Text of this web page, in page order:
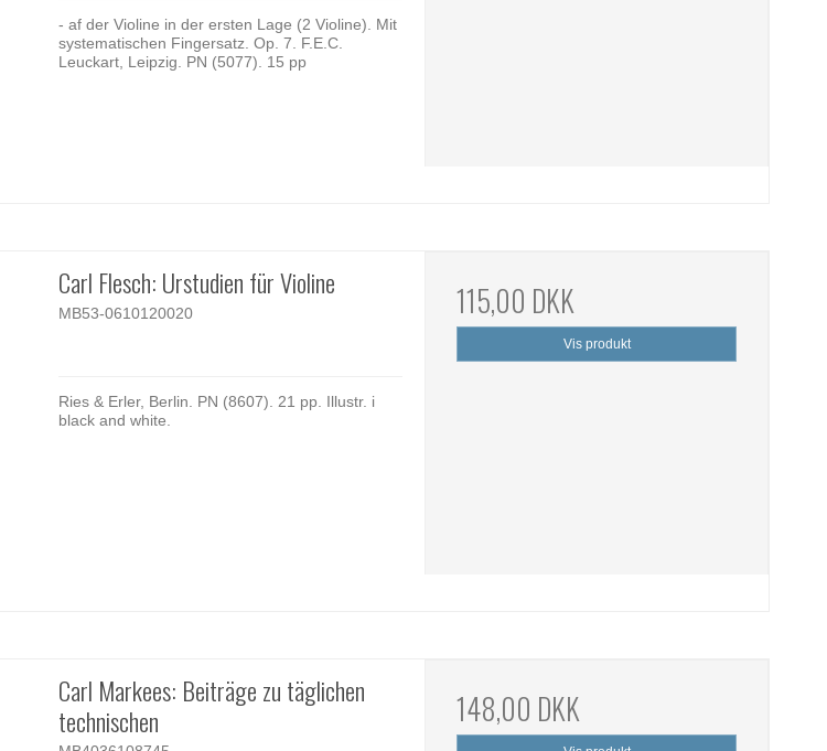
- af der Violine in der ersten Lage (2 Violine). Mit
systematischen Fingersatz. Op. 7. F.E.C.
Leuckart, Leipzig. PN (5077). 15 pp
Carl Flesch: Urstudien für Violine
MB53-0610120020
Ries & Erler, Berlin. PN (8607). 21 pp. Illustr. i
black and white.
115,00 DKK
Vis produkt
Carl Markees: Beiträge zu täglichen
technischen
148,00 DKK